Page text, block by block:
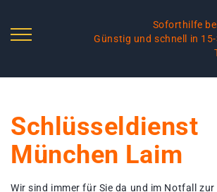
Soforthilfe
Günstig und schnell in
Schlüsseldienst
München Laim
Wir sind immer für Sie da und im Notfall zur